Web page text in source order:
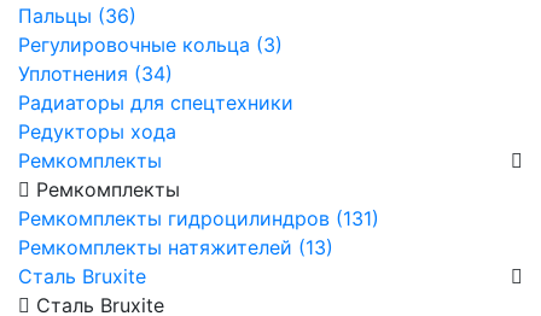
Пальцы (36)
Регулировочные кольца (3)
Уплотнения (34)
Радиаторы для спецтехники
Редукторы хода
Ремкомплекты
Ремкомплекты
Ремкомплекты гидроцилиндров (131)
Ремкомплекты натяжителей (13)
Сталь Bruxite
Сталь Bruxite